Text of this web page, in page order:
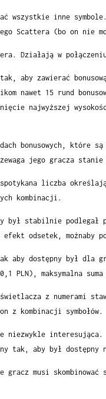
wszystkie inne
Scattera (bo on nie
Działają w
aby zawierać
nawet 15 rund
najwyższej
bonusowych, które
jego gracza
liczba
kombinacji.
był stabilnie
odsetek, możnaby
aby dostępny był dla
PLN), maksymalna
z
z kombinacji symbołów.
interesująca.
tak, aby był
gracz musi